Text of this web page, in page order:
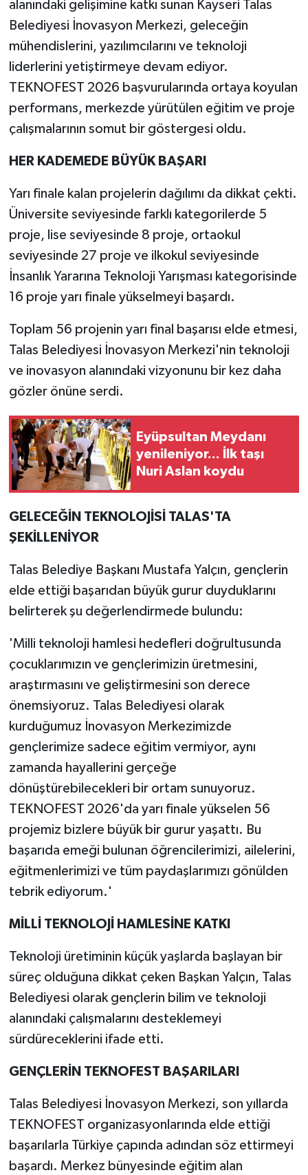
alanındaki gelişimine katkı sunan Kayseri Talas
Belediyesi İnovasyon Merkezi, geleceğin
mühendislerini, yazılımcılarını ve teknoloji
liderlerini yetiştirmeye devam ediyor.
TEKNOFEST 2026 başvurularında ortaya koyulan
performans, merkezde yürütülen eğitim ve proje
çalışmalarının somut bir göstergesi oldu.
HER KADEMEDE BÜYÜK BAŞARI
Yarı finale kalan projelerin dağılımı da dikkat çekti.
Üniversite seviyesinde farklı kategorilerde 5
proje, lise seviyesinde 8 proje, ortaokul
seviyesinde 27 proje ve ilkokul seviyesinde
İnsanlık Yararına Teknoloji Yarışması kategorisinde
16 proje yarı finale yükselmeyi başardı.
Toplam 56 projenin yarı final başarısı elde etmesi,
Talas Belediyesi İnovasyon Merkezi'nin teknoloji
ve inovasyon alanındaki vizyonunu bir kez daha
gözler önüne serdi.
Eyüpsultan Meydanı
yenileniyor... İlk taşı
Nuri Aslan koydu
GELECEĞİN TEKNOLOJİSİ TALAS'TA
ŞEKİLLENİYOR
Talas Belediye Başkanı Mustafa Yalçın, gençlerin
elde ettiği başarıdan büyük gurur duyduklarını
belirterek şu değerlendirmede bulundu:
'Milli teknoloji hamlesi hedefleri doğrultusunda
çocuklarımızın ve gençlerimizin üretmesini,
araştırmasını ve geliştirmesini son derece
önemsiyoruz. Talas Belediyesi olarak
kurduğumuz İnovasyon Merkezimizde
gençlerimize sadece eğitim vermiyor, aynı
zamanda hayallerini gerçeğe
dönüştürebilecekleri bir ortam sunuyoruz.
TEKNOFEST 2026'da yarı finale yükselen 56
projemiz bizlere büyük bir gurur yaşattı. Bu
başarıda emeği bulunan öğrencilerimizi, ailelerini,
eğitmenlerimizi ve tüm paydaşlarımızı gönülden
tebrik ediyorum.'
MİLLİ TEKNOLOJİ HAMLESİNE KATKI
Teknoloji üretiminin küçük yaşlarda başlayan bir
süreç olduğuna dikkat çeken Başkan Yalçın, Talas
Belediyesi olarak gençlerin bilim ve teknoloji
alanındaki çalışmalarını desteklemeyi
sürdüreceklerini ifade etti.
GENÇLERİN TEKNOFEST BAŞARILARI
Talas Belediyesi İnovasyon Merkezi, son yıllarda
TEKNOFEST organizasyonlarında elde ettiği
başarılarla Türkiye çapında adından söz ettirmeyi
başardı. Merkez bünyesinde eğitim alan